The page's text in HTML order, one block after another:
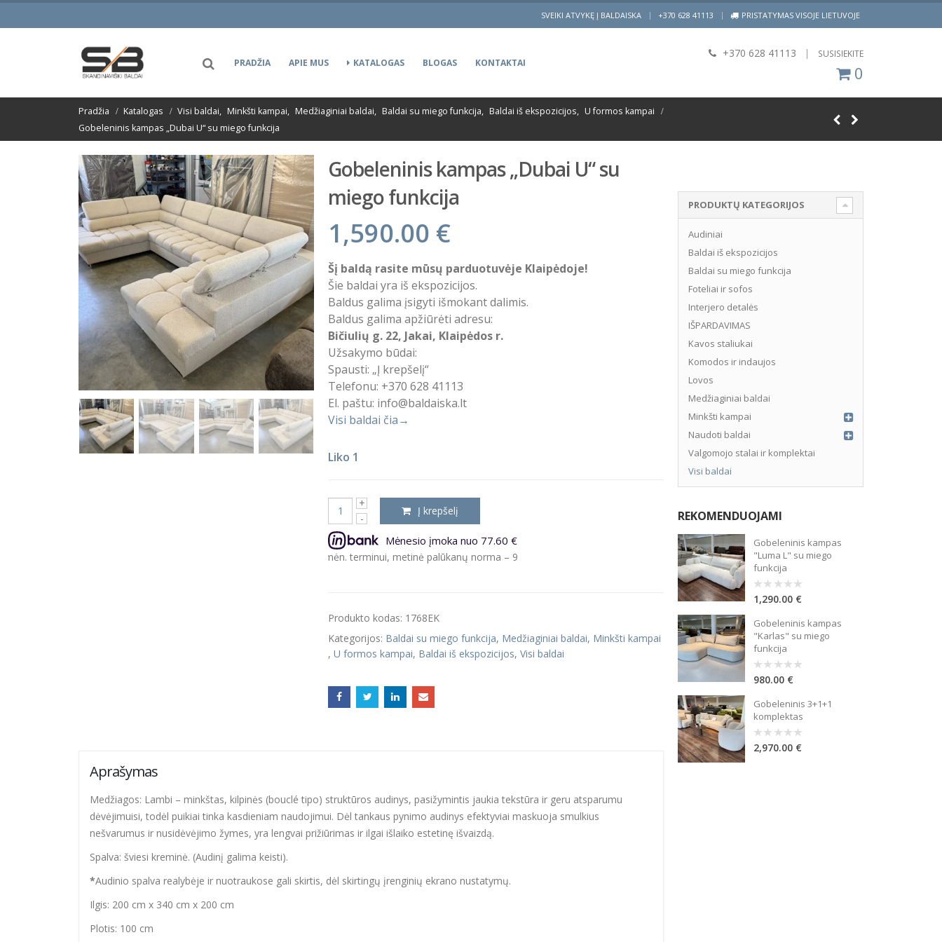
SVEIKI ATVYKĘ Į BALDAISKA | +370 628 41113 PRISTATYMAS VISOJE LIETUVOJE
PRADŽIA APIE MUS KATALOGAS BLOGAS KONTAKTAI
+370 628 41113 | SUSISIEKITE
0
Pradžia Katalogas Visi baldai, Minkšti kampai, Medžiaginiai baldai, Baldai su miego funkcija, Baldai iš ekspozicijos, U formos kampai
Gobeleninis kampas „Dubai U“ su miego funkcija
Gobeleninis kampas „Dubai U“ su
miego funkcija
1,590.00 €
Šį baldą rasite mūsų parduotuvėje Klaipėdoje!
Šie baldai yra iš ekspozicijos.
Baldus galima įsigyti išmokant dalimis.
Baldus galima apžiūrėti adresu:
Bičiulių g. 22, Jakai, Klaipėdos r.
Užsakymo būdai:
Spausti: „Į krepšelį“
Telefonu: +370 628 41113
El. paštu: info@baldaiska.lt
Visi baldai čia→
Liko 1
Į krepšelį
Mėnesio įmoka nuo 77.60 €
skolinantis 1,590.00 EUR, kai sutartis sudaroma 24 mėn. terminui, metinė palūkanų norma – 9.5%, sutarties sudarymo mokestis – 3%, sutarties administravimo mokestis – 0.15%, BVKKMN – 17.02%,
Produkto kodas: 1768EK
Kategorijos: Baldai su miego funkcija, Medžiaginiai baldai, Minkšti kampai
,U formos kampai, Baldai iš ekspozicijos,Visi baldai
Aprašymas
Medžiagos: Lambi – minkštas, kilpinės (bouclé tipo) struktūros audinys, pasižymintis jaukia tekstūra ir geru atsparumu
dėvėjimuisi, todėl puikiai tinka kasdieniam naudojimui. Dėl tankaus pynimo audinys efektyviai maskuoja smulkius
nešvarumus ir nusidėvėjimo žymes, yra lengvai prižiūrimas ir ilgai išlaiko estetinę išvaizdą.
Spalva: šviesi kreminė. (Audinį galima keisti).
*Audinio spalva realybėje ir nuotraukose gali skirtis, dėl skirtingų įrenginių ekrano nustatymų.
Ilgis: 200 cm x 340 cm x 200 cm
Plotis: 100 cm
PRODUKTŲ KATEGORIJOS
Audiniai
Baldai iš ekspozicijos
Baldai su miego funkcija
Foteliai ir sofos
Interjero detalės
IŠPARDAVIMAS
Kavos staliukai
Komodos ir indaujos
Lovos
Medžiaginiai baldai
Minkšti kampai
Naudoti baldai
Valgomojo stalai ir komplektai
Visi baldai
REKOMENDUOJAMI
Gobeleninis kampas
"Luma L" su miego
funkcija
0
out
5
1,290.00 €
Gobeleninis kampas
"Karlas" su miego
funkcija
0
5
980.00 €
Gobeleninis 3+1+1
komplektas
0
out
2,970.00 €